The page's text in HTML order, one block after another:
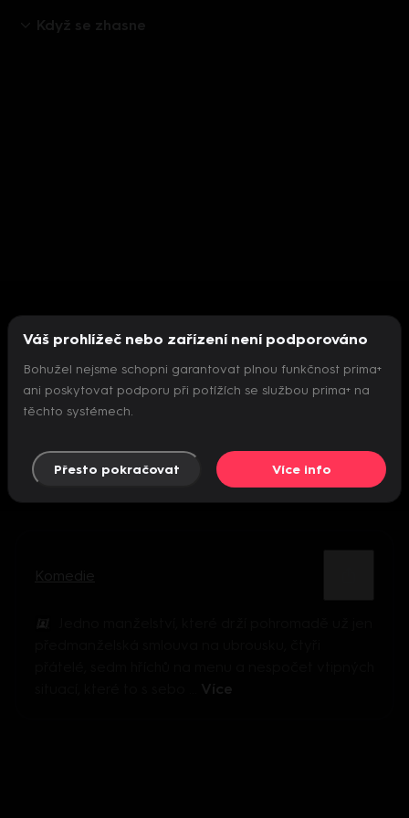
Když se zhasne
Nepodařilo se inicializovat přehrávač
Komedie
Více
Váš prohlížeč nebo zařízení není podporováno
Bohužel nejsme schopni garantovat plnou funkčnost prima+
ani poskytovat podporu při potížích se službou prima+ na
těchto systémech.
Přesto pokračovat Více info